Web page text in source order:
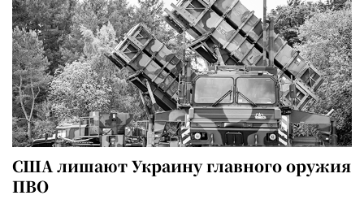
США лишают Украину главного оружия
ПВО